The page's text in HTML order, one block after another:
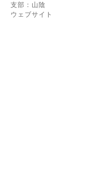
支部：山陰
ウェブサイト